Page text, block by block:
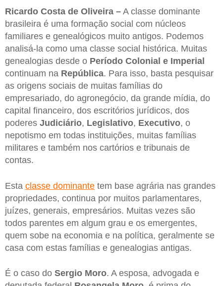
Ricardo Costa de Oliveira – A classe dominante
brasileira é uma formação social com núcleos
familiares e genealógicos muito antigos. Podemos
analisá-la como uma classe social histórica. Muitas
genealogias desde o Período Colonial e Imperial
continuam na República. Para isso, basta pesquisar
as origens sociais de muitas famílias do
empresariado, do agronegócio, da grande mídia, do
capital financeiro, dos escritórios jurídicos, dos
poderes Judiciário, Legislativo, Executivo, o
nepotismo em todas instituições, muitas famílias
militares e também nos cartórios e tribunais de
contas.
Esta classe dominante tem base agrária nas grandes
propriedades, continua por muitos parlamentares,
juízes, generais, empresários. Muitas vezes são
todos parentes em algum grau e os emergentes,
quem sobe na economia e na política, geralmente se
casa com estas famílias e genealogias antigas.
É o caso do Sergio Moro. A esposa, advogada e